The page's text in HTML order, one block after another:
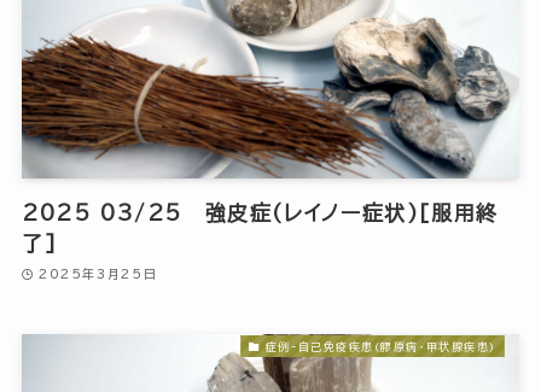
2025 03/25 強皮症(レイノー症状)[服用終
了]
2025年3月25日
症例-自己免疫疾患(膠原病・甲状腺疾患)